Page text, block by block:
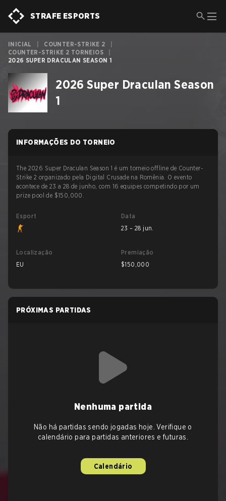
STRAFE ESPORTS
INICIAL COUNTER-STRIKE 2
COUNTER-STRIKE 2 TORNEIOS
2026 SUPER DRACULAN SEASON 1
2026 Super Draculan Season
1
INFORMAÇÕES DO TORNEIO
The 2026 Super Draculan Season 1 é um torneio offline de Counter-
Strike 2 organizado pela Digital Crusade na Romênia. O evento
acontece de 23 a 28 de junho, com 16 equipes competindo por um
prize pool de $150,000.
Esport
Data
23 – 28 jun.
Localização
EU
Premiação
$150,000
PRÓXIMAS PARTIDAS
Nenhuma partida
Não há partidas sendo jogadas hoje. Verifique o
calendário para partidas anteriores e futuras.
Calendário